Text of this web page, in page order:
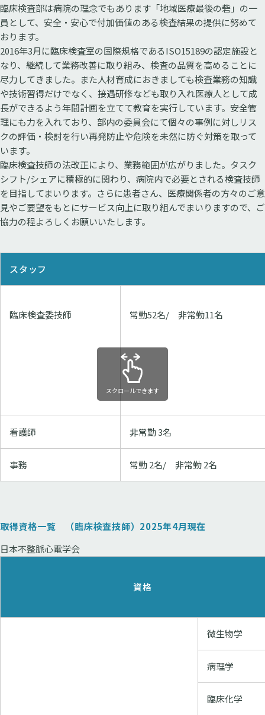
臨床検査部は病院の理念でもあります「地域医療最後の砦」の一
員として、安全・安心で付加価値のある検査結果の提供に努めて
おります。
2016年3月に臨床検査室の国際規格であるISO15189の認定施設と
なり、継続して業務改善に取り組み、検査の品質を高めることに
尽力してきました。また人材育成におきましても検査業務の知識
や技術習得だけでなく、接遇研修なども取り入れ医療人として成
長ができるよう年間計画を立てて教育を実行しています。安全管
理にも力を入れており、部内の委員会にて個々の事例に対しリス
クの評価・検討を行い再発防止や危険を未然に防ぐ対策を取って
います。
臨床検査技師の法改正により、業務範囲が広がりました。タスク
シフト/シェアに積極的に関わり、病院内で必要とされる検査技師
を目指してまいります。さらに患者さん、医療関係者の方々のご意
見やご要望をもとにサービス向上に取り組んでまいりますので、ご
協力の程よろしくお願いいたします。
スタッフ
臨床検査委技師 常勤52名/ 非常勤11名
看護師 非常勤 3名
事務 常勤 2名/ 非常勤 2名
スクロールできます
取得資格一覧 （臨床検査技師）2025年4月現在
日本不整脈心電学会
資格
微生物学
病理学
臨床化学